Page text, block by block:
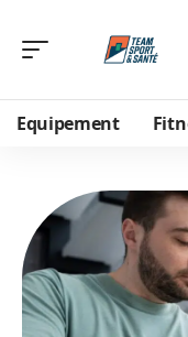
Equipement